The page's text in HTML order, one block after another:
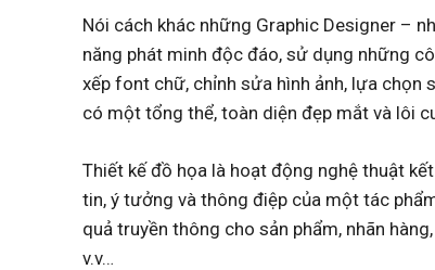
Nói cách khác những Graphic Designer –
năng phát minh độc đáo, sử dụng những
xếp font chữ, chỉnh sửa hình ảnh, lựa chọn
có một tổng thể, toàn diện đẹp mắt và lôi
Thiết kế đồ họa là hoạt động nghệ thuật
tin, ý tưởng và thông điệp của một tác
quả truyền thông cho sản phẩm, nhãn
v.v…